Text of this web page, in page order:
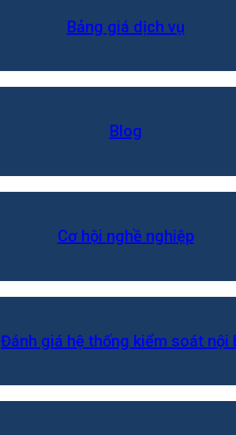
Bảng giá dịch vụ
Blog
Cơ hội nghề nghiệp
Đánh giá hệ thống kiểm soát nội